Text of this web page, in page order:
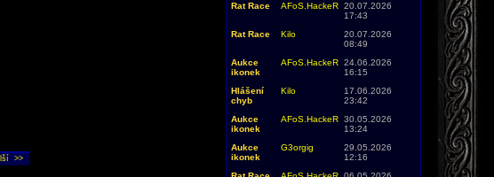
Rat Race AFoS.HackeR 20.07.2026
17:43
Rat Race
Kilo
20.07.2026
08:49
Aukce
ikonek
AFoS.HackeR 24.06.2026
16:15
Hlášení
chyb
Kilo
17.06.2026
23:42
Aukce
ikonek
AFoS.HackeR 30.05.2026
13:24
Aukce
ikonek
G3orgig
29.05.2026
12:16